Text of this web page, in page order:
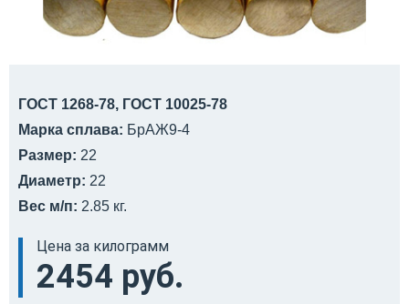
ГОСТ 1268-78, ГОСТ 10025-78
Марка сплава: БрАЖ9-4
Размер: 22
Диаметр: 22
Вес м/п: 2.85 кг.
Цена за килограмм
2454 руб.